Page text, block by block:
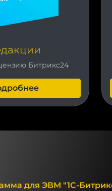
Битрикс24
для ЭВМ "1С-